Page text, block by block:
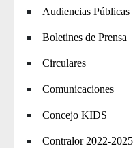
Audiencias Públicas
Boletines de Prensa
Circulares
Comunicaciones
Concejo KIDS
Contralor 2022-2025